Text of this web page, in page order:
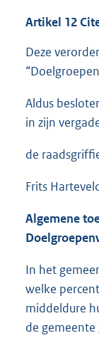
Artikel 12
Deze
Aldus
in zijn
de
Frits
Algemene
In het
welke
middeldure
de gemeente